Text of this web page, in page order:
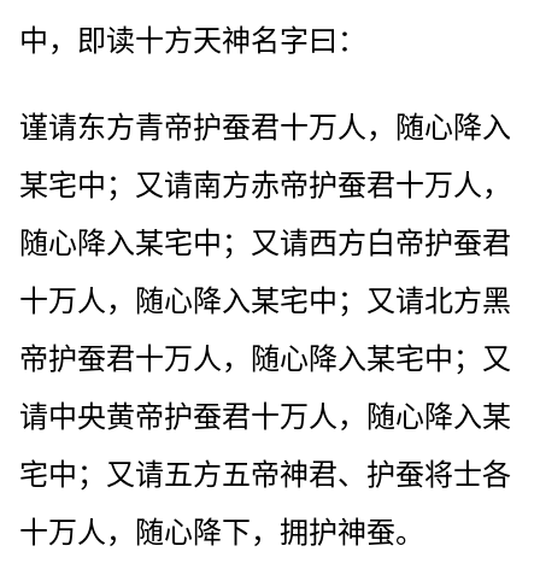
中，即读十方天神名字曰：
谨请东方青帝护蚕君十万人，随心降入
某宅中；又请南方赤帝护蚕君十万人，
随心降入某宅中；又请西方白帝护蚕君
十万人，随心降入某宅中；又请北方黑
帝护蚕君十万人，随心降入某宅中；又
请中央黄帝护蚕君十万人，随心降入某
宅中；又请五方五帝神君、护蚕将士各
十万人，随心降下，拥护神蚕。